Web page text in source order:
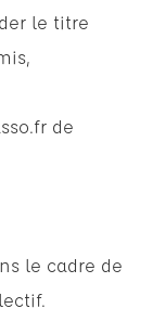
le titre
de
le cadre de